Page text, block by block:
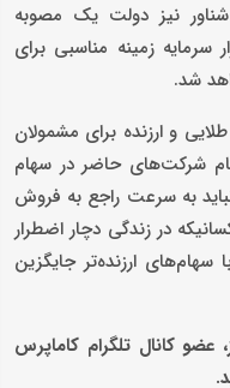
نیز دولت یک مصوبه
زمینه مناسبی برای
شد.
و ارزنده برای مشمولان
شرکت‌های حاضر در سهام
به سرعت راجع به فروش
در زندگی دچار اضطرار
ارزنده‌تر جایگزین
عضو کانال تلگرام کاماپرس